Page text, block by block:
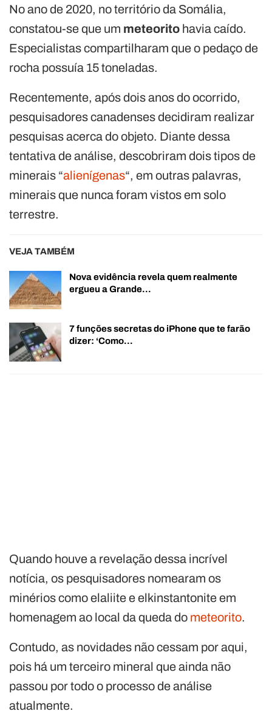
No ano de 2020, no território da Somália,
constatou-se que um meteorito havia caído.
Especialistas compartilharam que o pedaço de
rocha possuía 15 toneladas.
Recentemente, após dois anos do ocorrido,
pesquisadores canadenses decidiram realizar
pesquisas acerca do objeto. Diante dessa
tentativa de análise, descobriram dois tipos de
minerais “alienígenas“, em outras palavras,
minerais que nunca foram vistos em solo
terrestre.
VEJA TAMBÉM
Nova evidência revela quem realmente
ergueu a Grande…
7 funções secretas do iPhone que te farão
dizer: ‘Como…
Quando houve a revelação dessa incrível
notícia, os pesquisadores nomearam os
minérios como elaliite e elkinstantonite em
homenagem ao local da queda do meteorito.
Contudo, as novidades não cessam por aqui,
pois há um terceiro mineral que ainda não
passou por todo o processo de análise
atualmente.